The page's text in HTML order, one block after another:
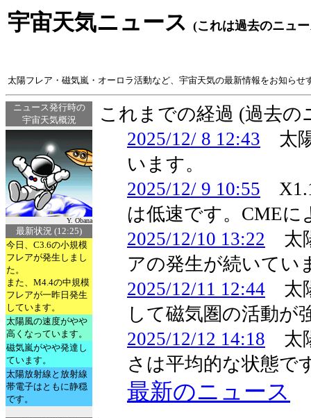
宇宙天気ニュース (これは過去のニュ
太陽フレア・磁気嵐・オーロラ活動など、宇宙天気の最新情報をお知らせ
ニュース発行時の
宇宙天気概況
Y. Obana
最新状況 (12:25)
今日、C3.6の小規模
フレアが発生しまし
た。
また、M4.4の中規模
フレアが一昨日発生
しています。
太陽風の速度がやや
高くなっています。
磁気嵐がやや発達し
ています。
太陽放射線と放射線
帯電子はともに静穏
です。
これまでの経過 (過去
2025/12/ 8 12:43 太
います。
2025/12/ 9 10:55
は低速です。CME
2025/12/10 13:22 太
アの発生が続いてい
2025/12/11 12:44 太
して磁気圏の活動が
2025/12/12 14:18 太
さは平均的な状態で
最新のニュース